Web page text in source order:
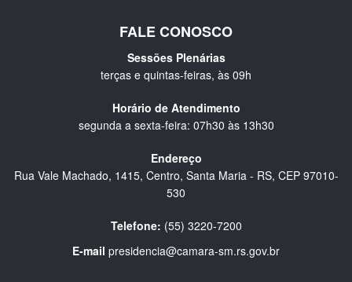
FALE CONOSCO
Sessões Plenárias
terças e quintas-feiras, às 09h
Horário de Atendimento
segunda a sexta-feira: 07h30 às 13h30
Endereço
Rua Vale Machado, 1415, Centro, Santa Maria - RS, CEP 97010-
530
Telefone: (55) 3220-7200
E-mail presidencia@camara-sm.rs.gov.br